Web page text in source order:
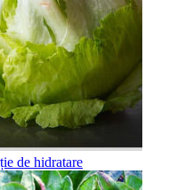
de hidratare